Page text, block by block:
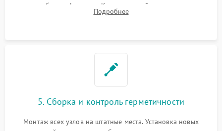
патрубках и фильтрах. Компонентный ремонт платы
управления, восстановление поврежденной проводки.
Подробнее
5. Сборка и контроль герметичности
Монтаж всех узлов на штатные места. Установка новых